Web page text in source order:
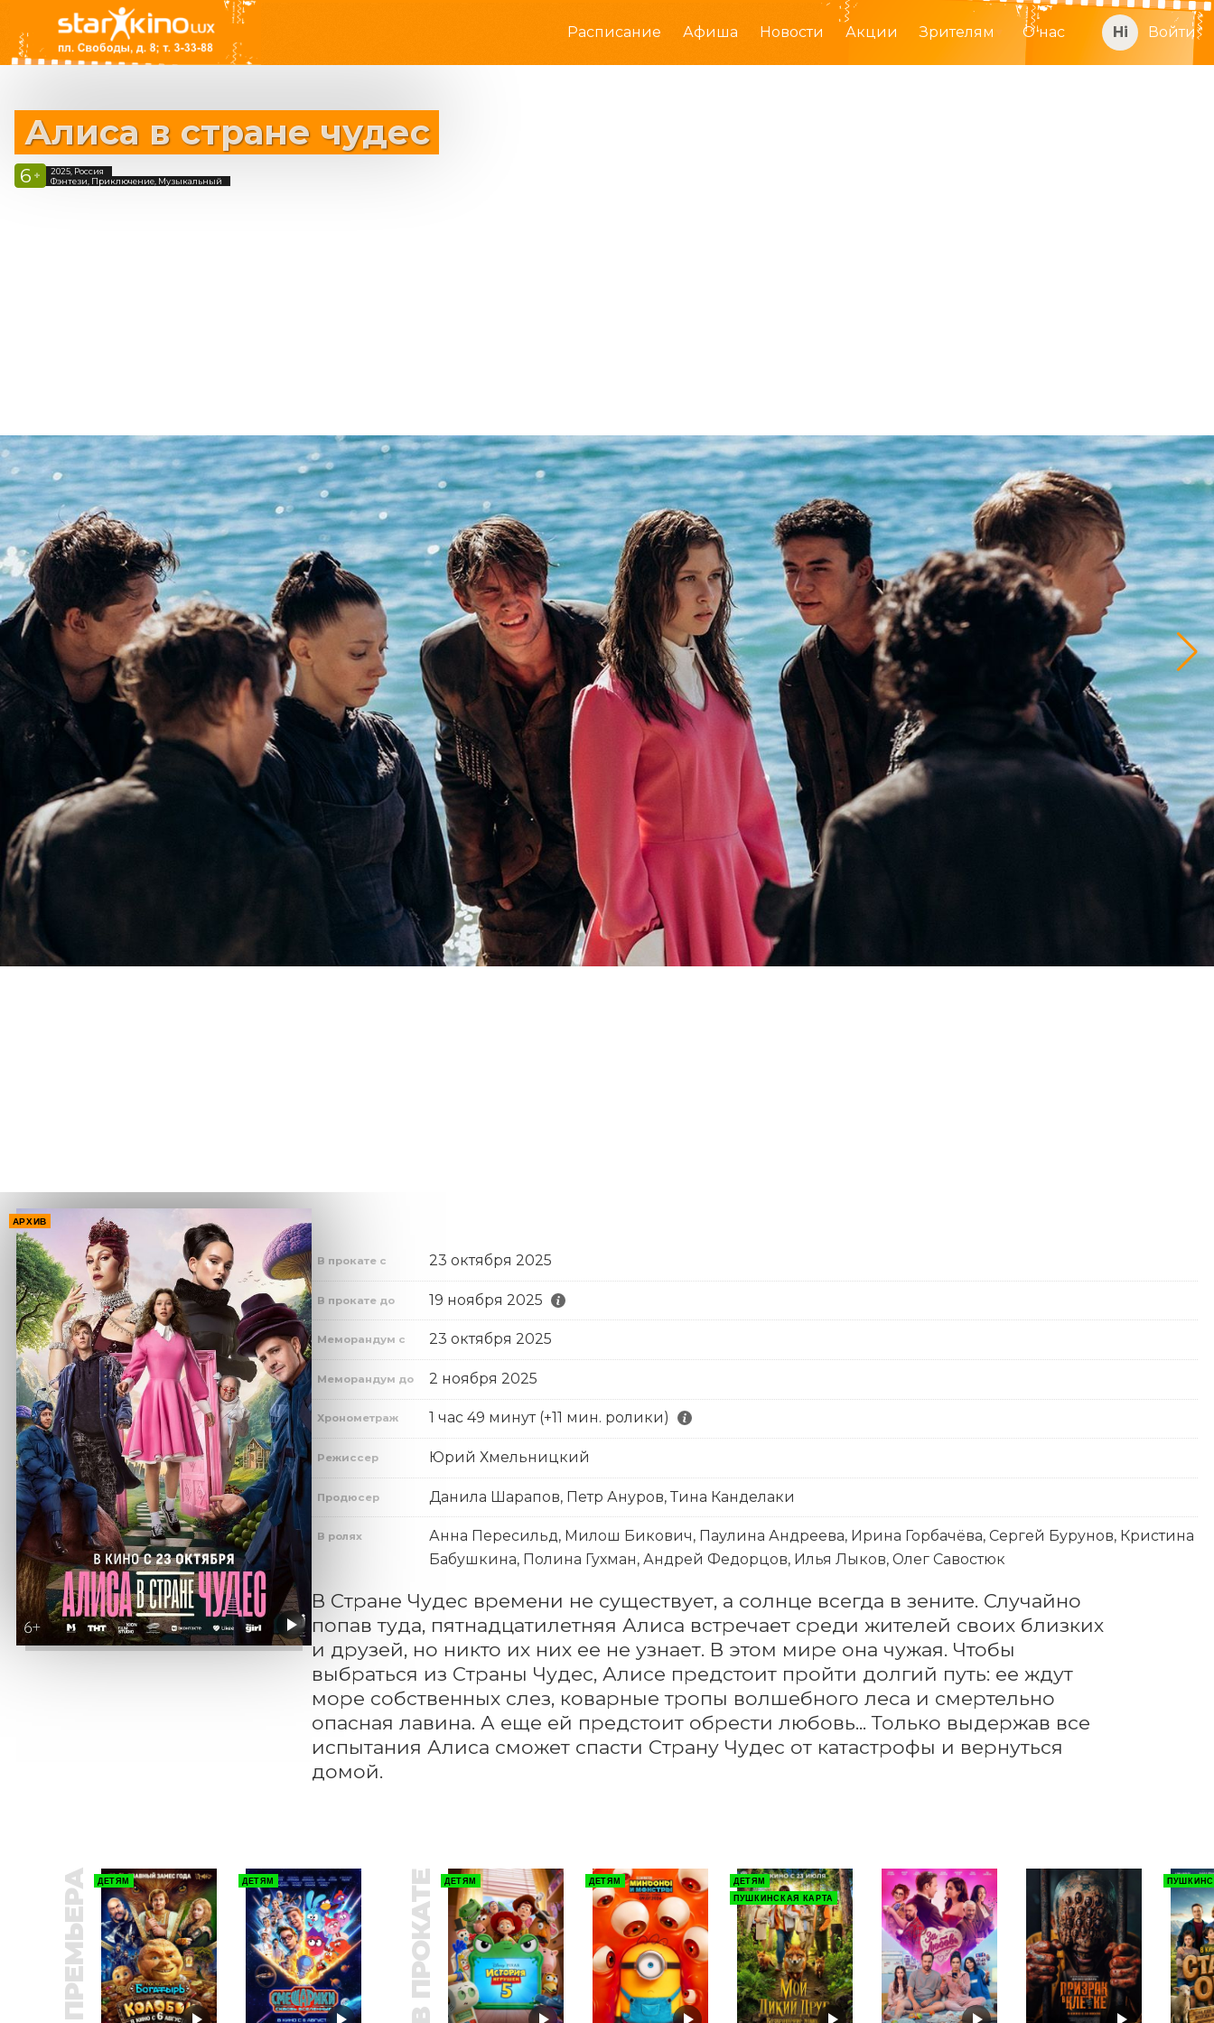
Расписание Афиша Новости Акции Зрителям О нас Войти
Алиса в стране чудес
6 +
2025, Россия
Фэнтези, Приключение, Музыкальный
АРХИВ
В прокате с 23 октября 2025
В прокате до 19 ноября 2025
Меморандум с 23 октября 2025
Меморандум до 2 ноября 2025
Хронометраж 1 час 49 минут (+11 мин. ролики)
Режиссер Юрий Хмельницкий
Продюсер Данила Шарапов, Петр Ануров, Тина Канделаки
В ролях
Анна Пересильд, Милош Бикович, Паулина Андреева, Ирина Горбачёва, Сергей Бурунов, Кристина
Бабушкина, Полина Гухман, Андрей Федорцов, Илья Лыков, Олег Савостюк
В Стране Чудес времени не существует, а солнце всегда в зените. Случайно
попав туда, пятнадцатилетняя Алиса встречает среди жителей своих близких
и друзей, но никто их них ее не узнает. В этом мире она чужая. Чтобы
выбраться из Страны Чудес, Алисе предстоит пройти долгий путь: ее ждут
море собственных слез, коварные тропы волшебного леса и смертельно
опасная лавина. А еще ей предстоит обрести любовь... Только выдержав все
испытания Алиса сможет спасти Страну Чудес от катастрофы и вернуться
домой.
ПРЕМЬЕРА ДЕТЯМ ДЕТЯМ В ПРОКАТЕ ДЕТЯМ ДЕТЯМ
ДЕТЯМ
ПУШКИНСКАЯ КАРТА